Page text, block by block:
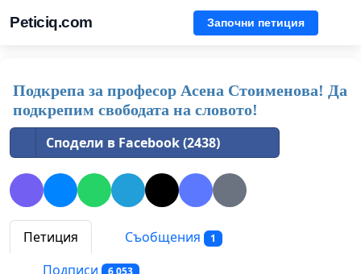
Peticiq.com Започни петиция
Подкрепа за професор Асена Стоименова! Да
подкрепим свободата на словото!
Сподели в Facebook (2438)
Петиция Съобщения 1
Подписи